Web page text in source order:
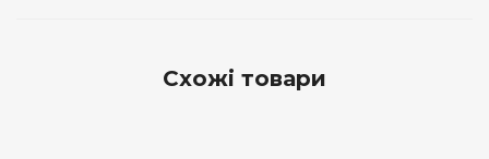
Схожі товари